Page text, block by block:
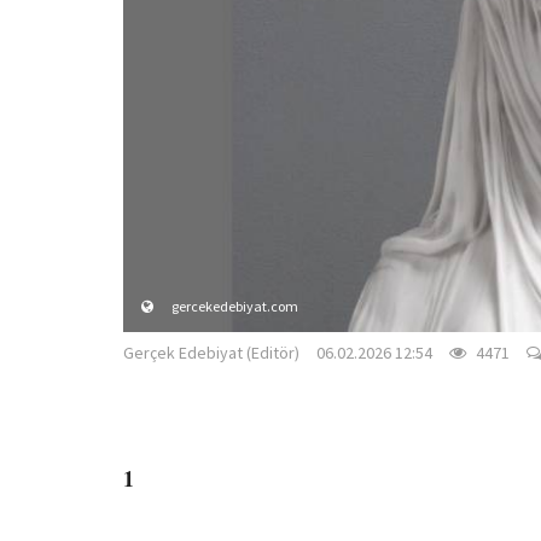
gercekedebiyat.com
Gerçek Edebiyat (Editör) 06.02.2026 12:54 4471
1